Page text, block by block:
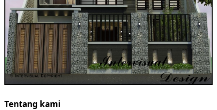
Tentang kami